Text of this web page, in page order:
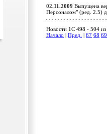
02.11.2009 Выпущена
Персоналом" (ред. 2.5)
Новости 1C 498 - 504
Начало
Пред. 67 68 69